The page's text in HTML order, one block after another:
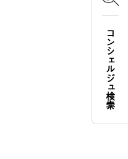
コンシェルジュ検索